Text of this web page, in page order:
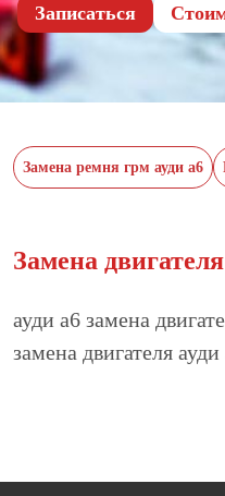
Записаться
Замена ремня грм ауди а6
Замена
ауди а6 замена
замена двигателя